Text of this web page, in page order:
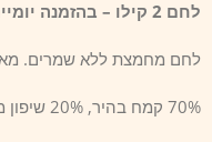
לחם 2 קילו – בהזמנה יומיים מראש!
לחם מחמצת ללא שמרים.
70% קמח בהיר, 20% שיפון מלא, 10% חיטה מלאה.